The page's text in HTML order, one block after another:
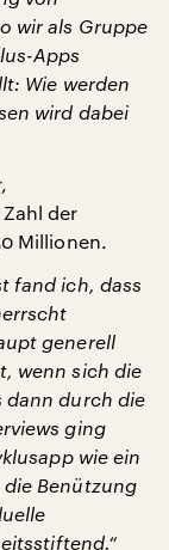
wir als Gruppe
Apps
Wie werden
wird dabei
der
Millionen.
fand ich, dass
generell
wenn sich die
dann durch die
ging
wie ein
Benützung